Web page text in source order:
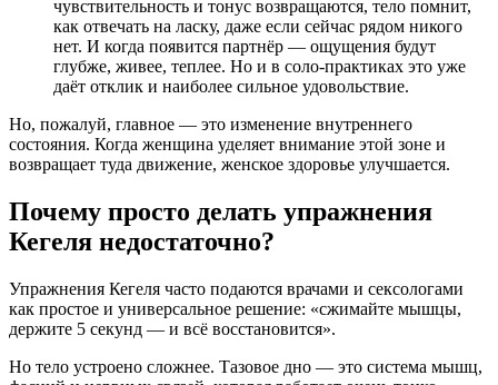
чувствительность и тонус возвращаются, тело помнит,
как отвечать на ласку, даже если сейчас рядом никого
нет. И когда появится партнёр — ощущения будут
глубже, живее, теплее. Но и в соло-практиках это уже
даёт отклик и наиболее сильное удовольствие.
Но, пожалуй, главное — это изменение внутреннего
состояния. Когда женщина уделяет внимание этой зоне и
возвращает туда движение, женское здоровье улучшается.
Почему просто делать упражнения
Кегеля недостаточно?
Упражнения Кегеля часто подаются врачами и сексологами
как простое и универсальное решение: «сжимайте мышцы,
держите 5 секунд — и всё восстановится».
Но тело устроено сложнее. Тазовое дно — это система мышц,